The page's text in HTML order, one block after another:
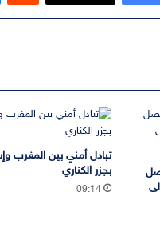
تبادل أمني بين المغرب
بجزر الكناري
09:14